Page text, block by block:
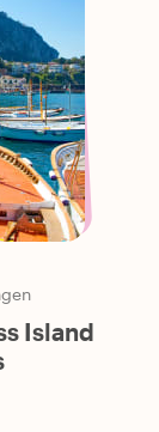
Island